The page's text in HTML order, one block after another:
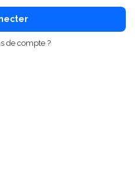
de compte ?